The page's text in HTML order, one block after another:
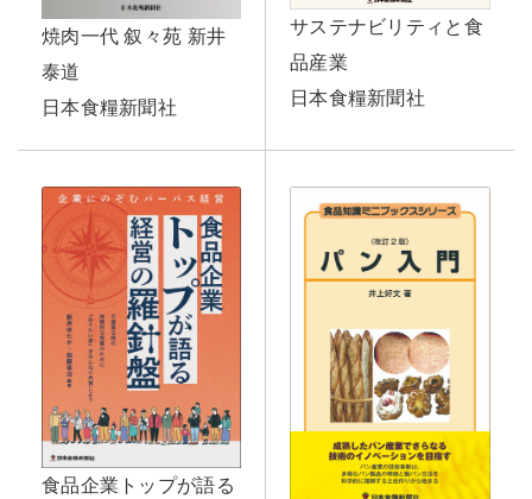
焼肉一代 叙々苑 新井
泰道
日本食糧新聞社
サステナビリティと食
品産業
日本食糧新聞社
食品企業トップが語る